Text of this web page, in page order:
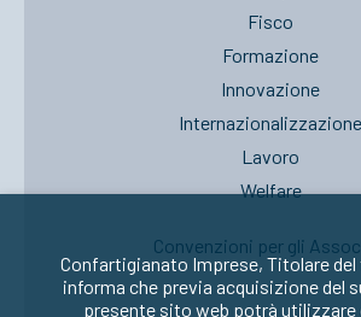
Fisco
Formazione
Innovazione
Internazionalizzazione
Lavoro
Welfare
Convenzioni per gli
Confartigianato Imprese, Titolare
informa che previa acquisizione del
presente sito web potrà utilizzare